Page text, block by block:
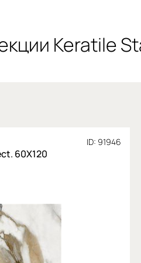
Keratile
ID: 91946
60X120